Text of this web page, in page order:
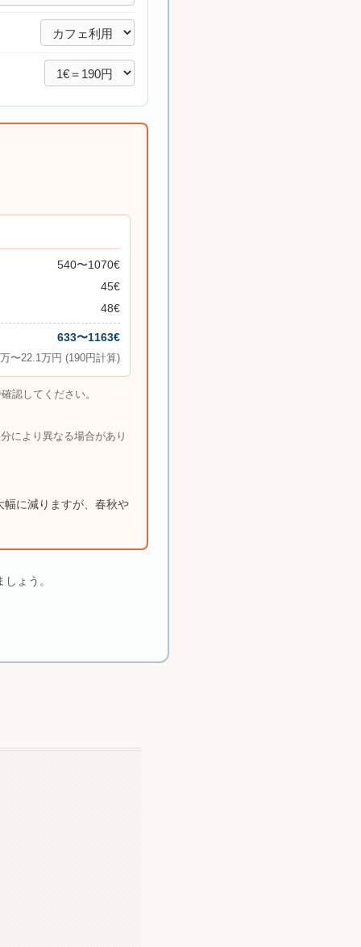
540〜1070€
45€
48€
633〜1163€
〜22.1万円 (190円計算)
認してください。
により異なる場合があり
に減りますが、春秋や
ょう。